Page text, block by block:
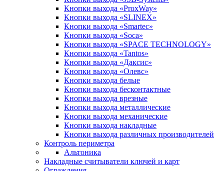
Кнопки выхода «ProxWay»
Кнопки выхода «SLINEX»
Кнопки выхода «Smartec»
Кнопки выхода «Soca»
Кнопки выхода «SPACE TECHNOLOGY»
Кнопки выхода «Tantos»
Кнопки выхода «Даксис»
Кнопки выхода «Олевс»
Кнопки выхода белые
Кнопки выхода бесконтактные
Кнопки выхода врезные
Кнопки выхода металлические
Кнопки выхода механические
Кнопки выхода накладные
Кнопки выхода различных производителей
Контроль периметра
Альтоника
Накладные считыватели ключей и карт